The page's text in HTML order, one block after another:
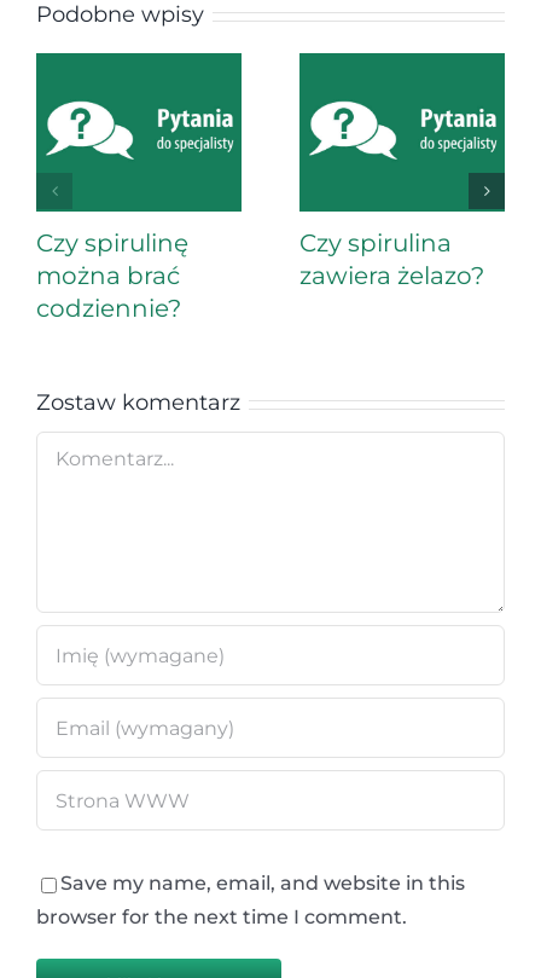
Podobne wpisy
Czy spirulinę
można brać
codziennie?
Czy spirulina
zawiera żelazo?
Zostaw komentarz
Comment
Save my name, email, and website in this
browser for the next time I comment.